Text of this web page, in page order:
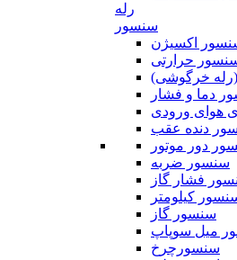
رله
سنسور
اکسیژن
حرارتی
(رله خرگوشی)
دما و فشار
هوای ورودی
دنده عقب
دور موتور
سنسور ضربه
فشار گاز
کیلومتر
سنسور گاز
میل سوپاپ
سنسورچرخ